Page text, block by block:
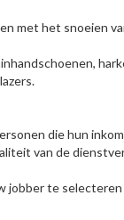
met het snoeien
die hun
van de
te